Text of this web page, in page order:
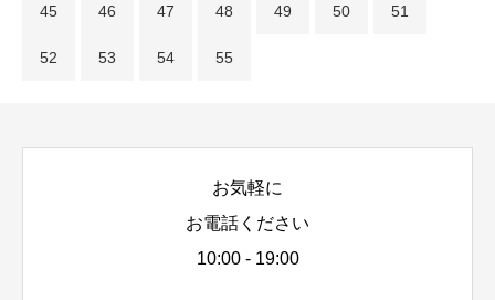
45 46 47 48 49 50 51
52 53 54 55
お気軽に
お電話ください
10:00 - 19:00